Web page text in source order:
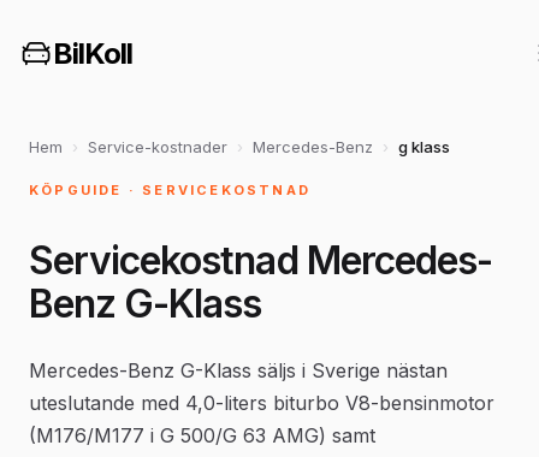
BilKoll
Hem › Service-kostnader › Mercedes-Benz › g klass
KÖPGUIDE · SERVICEKOSTNAD
Servicekostnad Mercedes-
Benz G-Klass
Mercedes-Benz G-Klass säljs i Sverige nästan
uteslutande med 4,0-liters biturbo V8-bensinmotor
(M176/M177 i G 500/G 63 AMG) samt